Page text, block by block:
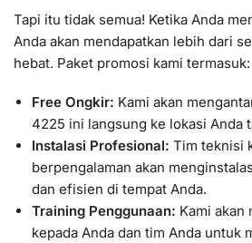
Tapi itu tidak semua! Ketika Anda
Anda akan mendapatkan lebih dari
hebat. Paket promosi kami termasuk:
Free Ongkir: Kami akan
4225 ini langsung ke lokasi Anda
Instalasi Profesional: Tim teknisi
berpengalaman akan
dan efisien di tempat Anda.
Training Penggunaan: Kami akan
kepada Anda dan tim Anda untuk